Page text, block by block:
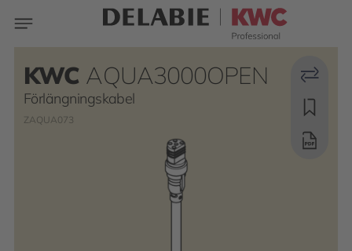
KWC AQUA3000OPEN
Förlängningskabel
ZAQUA073